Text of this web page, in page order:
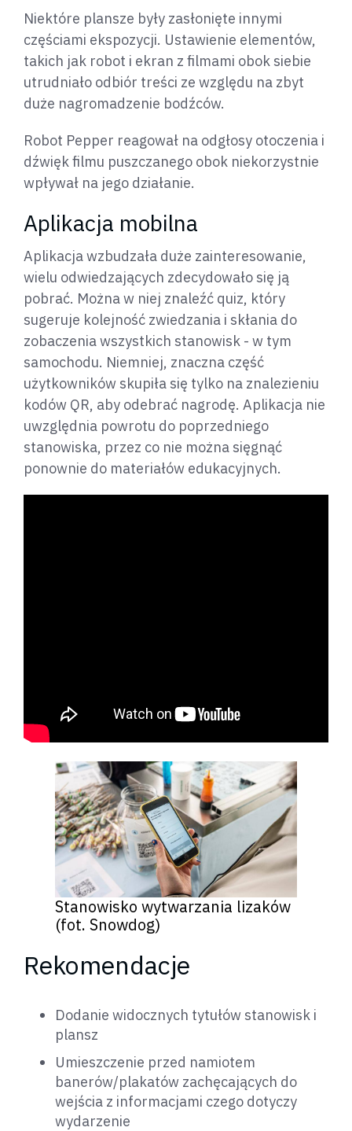
Niektóre plansze były zasłonięte innymi
częściami ekspozycji. Ustawienie elementów,
takich jak robot i ekran z filmami obok siebie
utrudniało odbiór treści ze względu na zbyt
duże nagromadzenie bodźców.
Robot Pepper reagował na odgłosy otoczenia i
dźwięk filmu puszczanego obok niekorzystnie
wpływał na jego działanie.
Aplikacja mobilna
Aplikacja wzbudzała duże zainteresowanie,
wielu odwiedzających zdecydowało się ją
pobrać. Można w niej znaleźć quiz, który
sugeruje kolejność zwiedzania i skłania do
zobaczenia wszystkich stanowisk - w tym
samochodu. Niemniej, znaczna część
użytkowników skupiła się tylko na znalezieniu
kodów QR, aby odebrać nagrodę. Aplikacja nie
uwzględnia powrotu do poprzedniego
stanowiska, przez co nie można sięgnąć
ponownie do materiałów edukacyjnych.
Stanowisko wytwarzania lizaków
(fot. Snowdog)
Rekomendacje
Dodanie widocznych tytułów stanowisk i
plansz
Umieszczenie przed namiotem
banerów/plakatów zachęcających do
wejścia z informacjami czego dotyczy
wydarzenie